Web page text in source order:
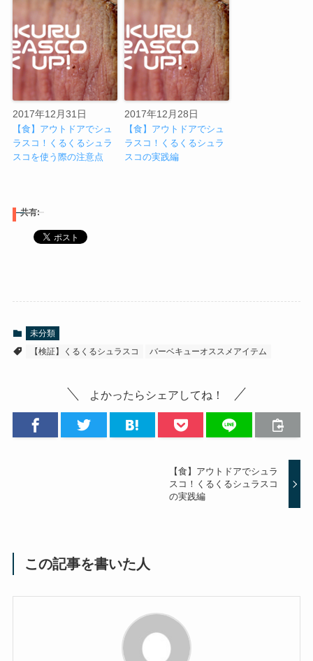
2017年12月31日
【食】アウトドアでシュ
ラスコ！くるくるシュラ
スコを使う際の注意点
2017年12月28日
【食】アウトドアでシュ
ラスコ！くるくるシュラ
スコの実践編
共有:
未分類
【検証】くるくるシュラスコ
バーベキューオススメアイテム
よかったらシェアしてね！
【食】アウトドアでシュラ
スコ！くるくるシュラスコ
の実践編
この記事を書いた人